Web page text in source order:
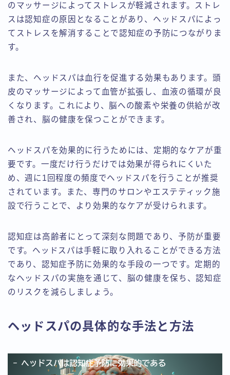
のマッサージによってストレスが軽減されます。ストレ
スは認知症の原因となることがあり、ヘッドスパによっ
てストレスを解消することで認知症の予防につながりま
す。
また、ヘッドスパは血行を促進する効果もあります。頭
皮のマッサージによって血管が拡張し、血液の循環が良
くなります。これにより、脳への酸素や栄養の供給が改
善され、脳の健康を保つことができます。
ヘッドスパを効果的に行うためには、定期的なケアが重
要です。一度だけ行うだけでは効果が得られにくいた
め、週に1回程度の頻度でヘッドスパを行うことが推奨
されています。また、専門のサロンやエステティック施
設で行うことで、より効果的なケアが受けられます。
認知症は高齢者にとって深刻な問題であり、予防が重要
です。ヘッドスパは手軽に取り入れることができる方法
であり、認知症予防に効果的な手段の一つです。定期的
なヘッドスパの実施を通じて、脳の健康を保ち、認知症
のリスクを減らしましょう。
ヘッドスパの具体的な手法と方法